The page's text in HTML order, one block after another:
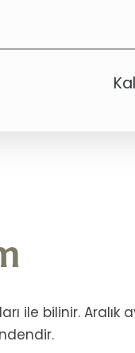
ile bilinir. Aralık